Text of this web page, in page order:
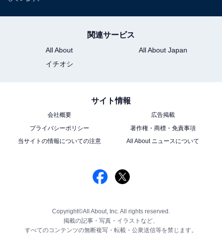
関連サービス
All About
All About Japan
イチオシ
サイト情報
会社概要
広告掲載
プライバシーポリシー
著作権・商標・免責事項
当サイトの情報についての注意
All About ニュースについて
Copyright©All About, Inc. All rights reserved.
掲載の記事・写真・イラストなど、
すべてのコンテンツの無断複写・転載・公衆送信等を禁じます。